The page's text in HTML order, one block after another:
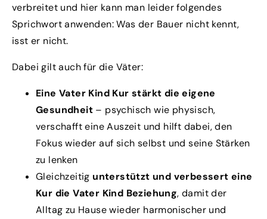
verbreitet und hier kann man leider folgendes
Sprichwort anwenden: Was der Bauer nicht kennt,
isst er nicht.
Dabei gilt auch für die Väter:
Eine Vater Kind Kur stärkt die eigene
Gesundheit – psychisch wie physisch,
verschafft eine Auszeit und hilft dabei, den
Fokus wieder auf sich selbst und seine Stärken
zu lenken
Gleichzeitig unterstützt und verbessert eine
Kur die Vater Kind Beziehung, damit der
Alltag zu Hause wieder harmonischer und